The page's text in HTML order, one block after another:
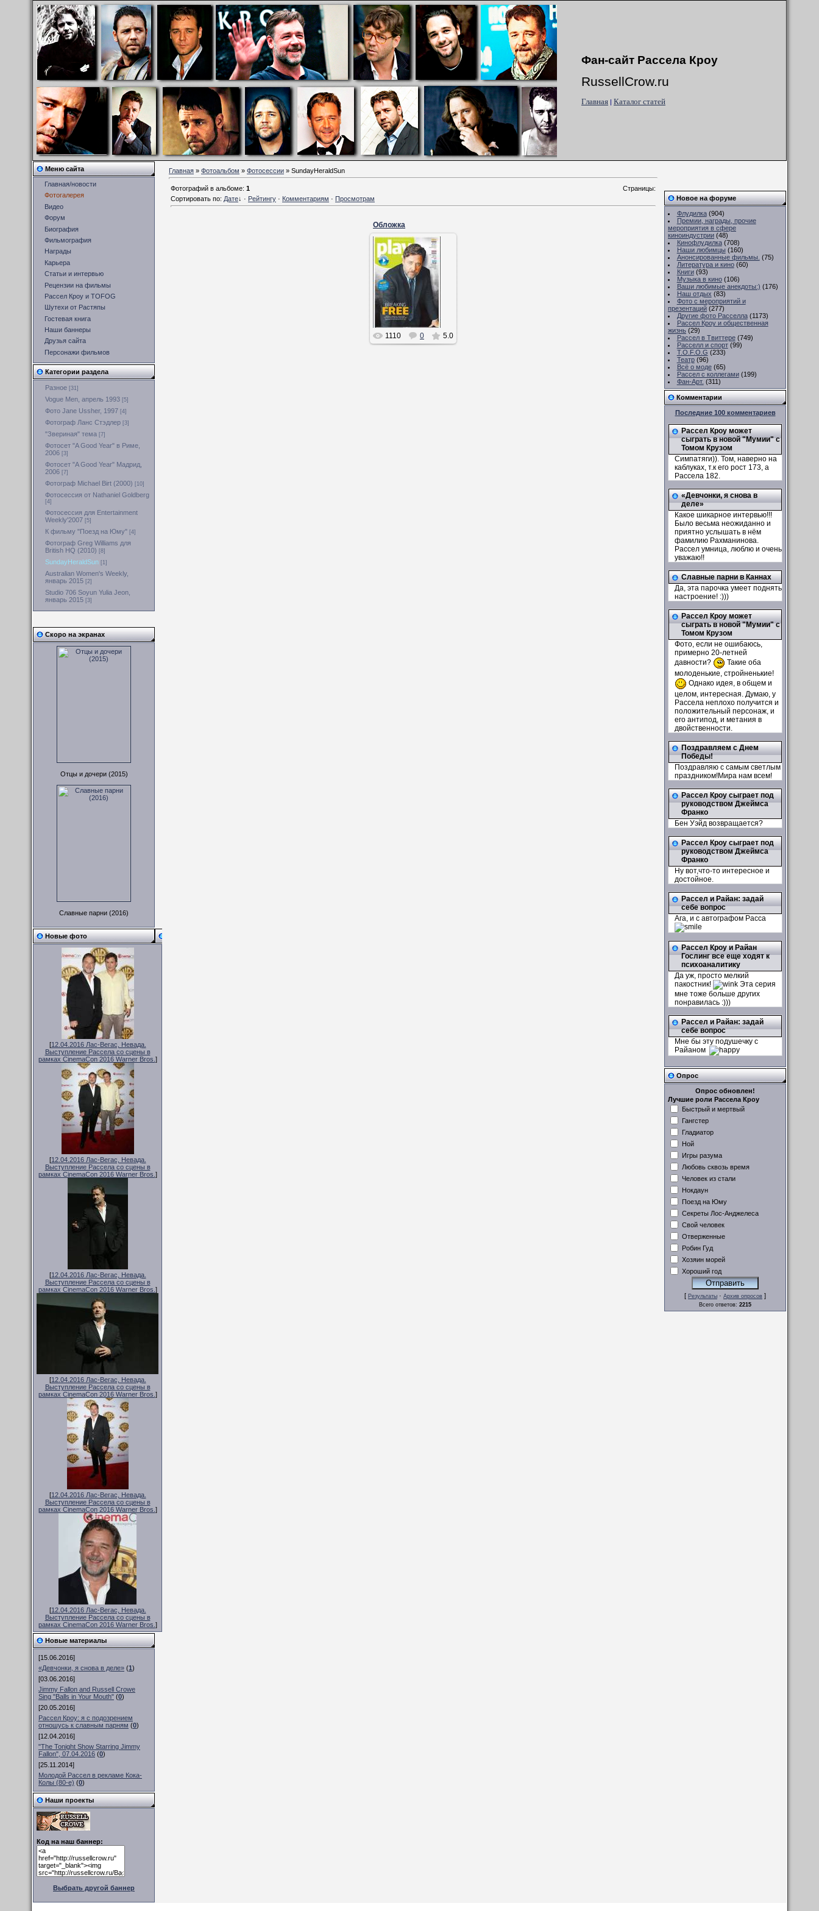
Фан-сайт Рассела Кроу
RussellCrow.ru
Главная | Каталог статей
Меню сайта
Главная/новости
Фотогалерея
Видео
Форум
Биография
Фильмография
Награды
Карьера
Статьи и интервью
Рецензии на фильмы
Рассел Кроу и TOFOG
Шутехи от Растяпы
Гостевая книга
Наши баннеры
Друзья сайта
Персонажи фильмов
Категории раздела
Разное [31]
Vogue Men, апрель 1993 [5]
Фото Jane Ussher, 1997 [4]
Фотограф Ланс Стэдлер [3]
"Звериная" тема [7]
Фотосет "A Good Year" в Риме,
2006 [3]
Фотосет "A Good Year" Мадрид,
2006 [7]
Фотограф Michael Birt (2000) [10]
Фотосессия от Nathaniel Goldberg
[4]
Фотосессия для Entertainment
Weekly'2007 [5]
К фильму "Поезд на Юму" [4]
Фотограф Greg Williams для
British HQ (2010) [8]
SundayHeraldSun [1]
Australian Women's Weekly,
январь 2015 [2]
Studio 706 Soyun Yulia Jeon,
январь 2015 [3]
Скоро на экранах
Отцы и дочери (2015)
Славные парни (2016)
Новые фото
[12.04.2016 Лас-Вегас, Невада.
Выступление Рассела со сцены в
рамках CinemaCon 2016 Warner Bros. ]
[12.04.2016 Лас-Вегас, Невада.
Выступление Рассела со сцены в
рамках CinemaCon 2016 Warner Bros. ]
[12.04.2016 Лас-Вегас, Невада.
Выступление Рассела со сцены в
рамках CinemaCon 2016 Warner Bros. ]
[12.04.2016 Лас-Вегас, Невада.
Выступление Рассела со сцены в
рамках CinemaCon 2016 Warner Bros. ]
[12.04.2016 Лас-Вегас, Невада.
Выступление Рассела со сцены в
рамках CinemaCon 2016 Warner Bros. ]
[12.04.2016 Лас-Вегас, Невада.
Выступление Рассела со сцены в
рамках CinemaCon 2016 Warner Bros. ]
Новые материалы
[15.06.2016]
«Девчонки, я снова в деле» (1)
[03.06.2016]
Jimmy Fallon and Russell Crowe
Sing "Balls in Your Mouth" (0)
[20.05.2016]
Рассел Кроу: я с подозрением
отношусь к славным парням (0)
[12.04.2016]
"The Tonight Show Starring Jimmy
Fallon", 07.04.2016 (0)
[25.11.2014]
Молодой Рассел в рекламе Кока-
Колы (80-е) (0)
Наши проекты
Код на наш баннер:
Выбрать другой баннер
Главная»Фотоальбом»Фотосессии» SundayHeraldSun
Фотографий в альбоме:1 Страницы:
Сортировать по:Дате↓·Рейтингу·Комментариям·Просмотрам
Обложка
08.02.2011
kisyulya
1110 0 5.0
Новое на форуме
Флудилка (904)
Премии, награды, прочие
мероприятия в сфере
киноиндустрии (48)
Кинофлудилка (708)
Наши любимцы (160)
Анонсированные фильмы. (75)
Литература и кино (60)
Книги (93)
Музыка в кино (106)
Ваши любимые анекдоты:) (176)
Наш отдых (83)
Фото с мероприятий и
презентаций (277)
Другие фото Расселла (1173)
Рассел Кроу и общественная
жизнь (29)
Рассел в Твиттере (749)
Расселл и спорт (99)
T.O.F.O.G (233)
Театр (96)
Всё о моде (65)
Рассел с коллегами (199)
Фан-Арт. (311)
Комментарии
Последние 100 комментариев
Рассел Кроу может
сыграть в новой "Мумии" с
Томом Крузом
Симпатяги)). Том, наверно на
каблуках, т.к его рост 173, а
Рассела 182.
«Девчонки, я снова в
деле»
Какое шикарное интервью!!!
Было весьма неожиданно и
приятно услышать в нём
фамилию Рахманинова.
Рассел умница, люблю и очень
уважаю!!
Славные парни в Каннах
Да, эта парочка умеет поднять
настроение! :)))
Рассел Кроу может
сыграть в новой "Мумии" с
Томом Крузом
Фото, если не ошибаюсь,
примерно 20-летней
давности?
Такие оба
молоденькие, стройненькие!
Однако идея, в общем и
целом, интересная. Думаю, у
Рассела неплохо получится и
положительный персонаж, и
его антипод, и метания в
двойственности.
Поздравляем с Днем
Победы!
Поздравляю с самым светлым
праздником!Мира нам всем!
Рассел Кроу сыграет под
руководством Джеймса
Франко
Бен Уэйд возвращается?
Рассел Кроу сыграет под
руководством Джеймса
Франко
Ну вот,что-то интересное и
достойное.
Рассел и Райан: задай
себе вопрос
Ага, и с автографом Расса
Рассел Кроу и Райан
Гослинг все еще ходят к
психоаналитику
Да уж, просто мелкий
пакостник!
Эта серия
мне тоже больше других
понравилась :)))
Рассел и Райан: задай
себе вопрос
Мне бы эту подушечку с
Райаном
Опрос
Опрос обновлен!
Лучшие роли Рассела Кроу
Быстрый и мертвый
Гангстер
Гладиатор
Ной
Игры разума
Любовь сквозь время
Человек из стали
Нокдаун
Поезд на Юму
Секреты Лос-Анджелеса
Свой человек
Отверженные
Робин Гуд
Хозяин морей
Хороший год
[ Результаты · Архив опросов ]
Всего ответов: 2215